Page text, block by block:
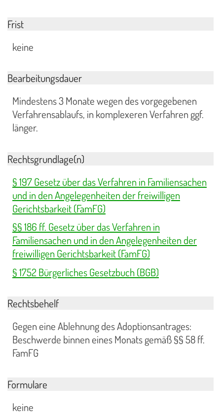
Frist
keine
Bearbeitungsdauer
Mindestens 3 Monate wegen des vorgegebenen
Verfahrensablaufs, in komplexeren Verfahren ggf.
länger.
Rechtsgrundlage(n)
§ 197 Gesetz über das Verfahren in Familiensachen
und in den Angelegenheiten der freiwilligen
Gerichtsbarkeit (FamFG)
§§ 186 ff. Gesetz über das Verfahren in
Familiensachen und in den Angelegenheiten der
freiwilligen Gerichtsbarkeit (FamFG)
§ 1752 Bürgerliches Gesetzbuch (BGB)
Rechtsbehelf
Gegen eine Ablehnung des Adoptionsantrages:
Beschwerde binnen eines Monats gemäß §§ 58 ff.
FamFG
Formulare
keine